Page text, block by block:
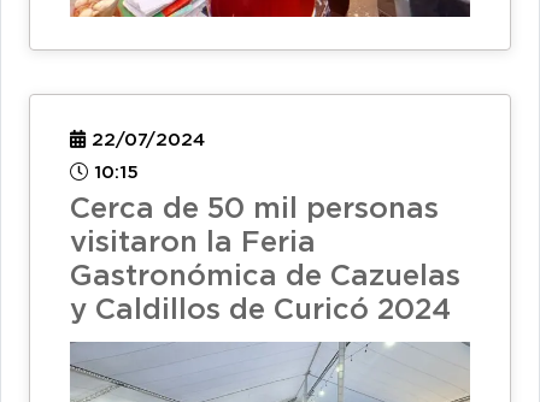
22/07/2024
10:15
Cerca de 50 mil personas
visitaron la Feria
Gastronómica de Cazuelas
y Caldillos de Curicó 2024